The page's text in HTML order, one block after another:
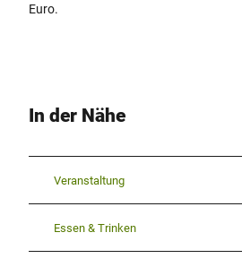
Euro.
In der Nähe
Veranstaltung
Essen & Trinken